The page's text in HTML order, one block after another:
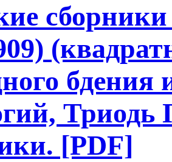
бдения
Триодь
[PDF]